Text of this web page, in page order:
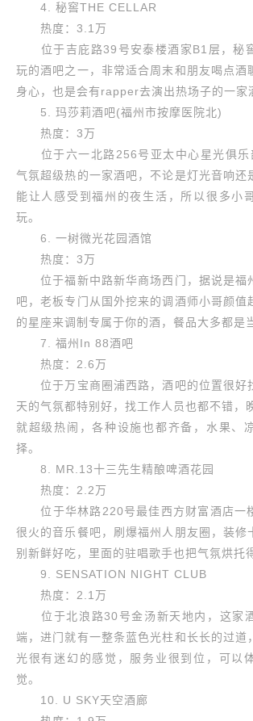
4. 秘窖THE CELLAR
热度：3.1万
位于吉庇路39号安泰楼酒家B1层，秘
玩的酒吧之一，非常适合周末和朋友喝点酒
身心，也是会有rapper去演出热场子的一家
5. 玛莎莉酒吧(福州市按摩医院北)
热度：3万
位于六一北路256号亚太中心星光俱乐
气氛超级热的一家酒吧，不论是灯光音响还
能让人感受到福州的夜生活，所以很多小
玩。
6. 一树微光花园酒馆
热度：3万
位于福新中路新华商场西门，据说是福
吧，老板专门从国外挖来的调酒师小哥颜值
的星座来调制专属于你的酒，餐品大多都是
7. 福州In 88酒吧
热度：2.6万
位于万宝商圈浦西路，酒吧的位置很好
天的气氛都特别好，找工作人员也都不错，
就超级热闹，各种设施也都齐备，水果、
择。
8. MR.13十三先生精酿啤酒花园
热度：2.2万
位于华林路220号最佳西方财富酒店一
很火的音乐餐吧，刷爆福州人朋友圈，装修
别新鲜好吃，里面的驻唱歌手也把气氛烘托
9. SENSATION NIGHT CLUB
热度：2.1万
位于北浪路30号金汤新天地内，这家
端，进门就有一整条蓝色光柱和长长的过道
光很有迷幻的感觉，服务业很到位，可以
觉。
10. U SKY天空酒廊